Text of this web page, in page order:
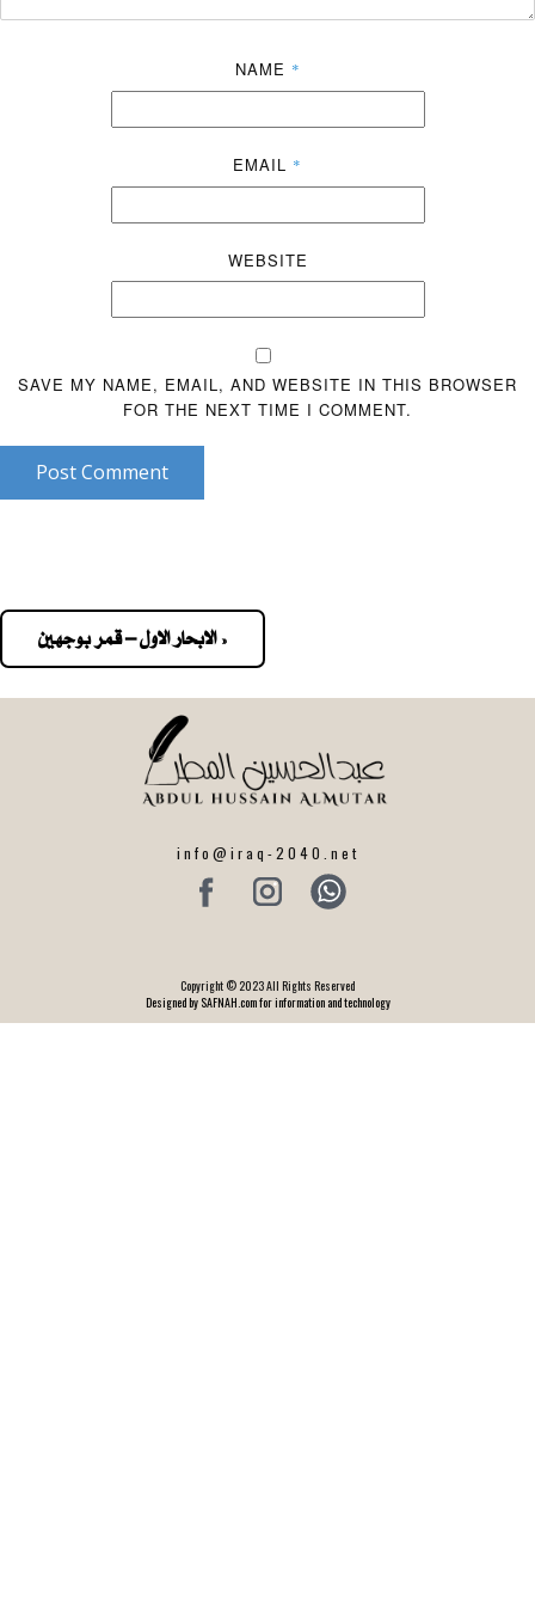
NAME *
EMAIL *
WEBSITE
SAVE MY NAME, EMAIL, AND WEBSITE IN THIS BROWSER
FOR THE NEXT TIME I COMMENT.
Post Comment
navigation
« الابحار الاول – قمر بوجهين
info@iraq-2040.net
Copyright © 2023 All Rights Reserved
Designed by SAFNAH.com for information and technology